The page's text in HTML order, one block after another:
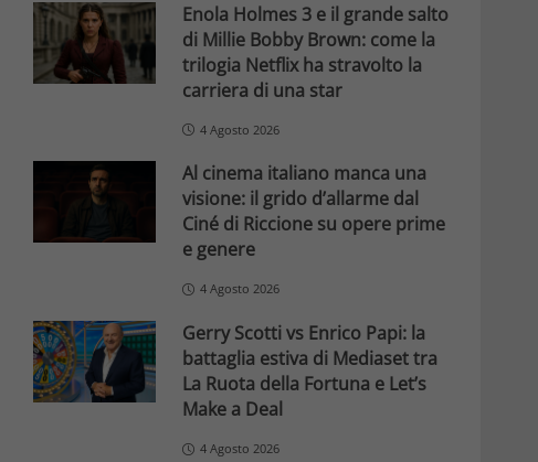
Enola Holmes 3 e il grande salto
di Millie Bobby Brown: come la
trilogia Netflix ha stravolto la
carriera di una star
4 Agosto 2026
Al cinema italiano manca una
visione: il grido d’allarme dal
Ciné di Riccione su opere prime
e genere
4 Agosto 2026
Gerry Scotti vs Enrico Papi: la
battaglia estiva di Mediaset tra
La Ruota della Fortuna e Let’s
Make a Deal
4 Agosto 2026